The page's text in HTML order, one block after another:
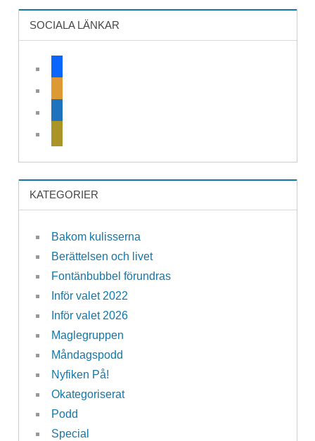
SOCIALA LÄNKAR
KATEGORIER
Bakom kulisserna
Berättelsen och livet
Fontänbubbel förundras
Inför valet 2022
Inför valet 2026
Maglegruppen
Måndagspodd
Nyfiken På!
Okategoriserat
Podd
Special